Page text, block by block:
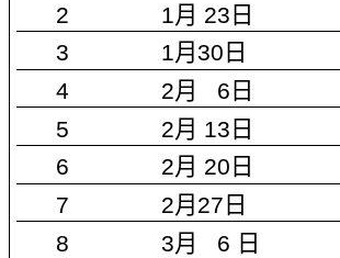
2 1月 23 日
3 1月 30 日
4 2月 6 日
5 2月 13 日
6 2月 20 日
7 2月 27 日
8 3月 6 日